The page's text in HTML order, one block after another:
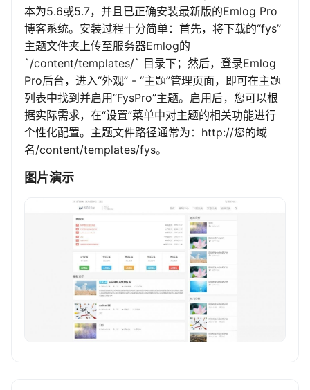
本为5.6或5.7，并且已正确安装最新版的Emlog Pro
博客系统。安装过程十分简单：首先，将下载的“fys”
主题文件夹上传至服务器Emlog的
`/content/templates/` 目录下；然后，登录Emlog
Pro后台，进入“外观” - “主题”管理页面，即可在主题
列表中找到并启用“FysPro”主题。启用后，您可以根
据实际需求，在“设置”菜单中对主题的相关功能进行
个性化配置。主题文件路径通常为：http://您的域
名/content/templates/fys。
图片演示